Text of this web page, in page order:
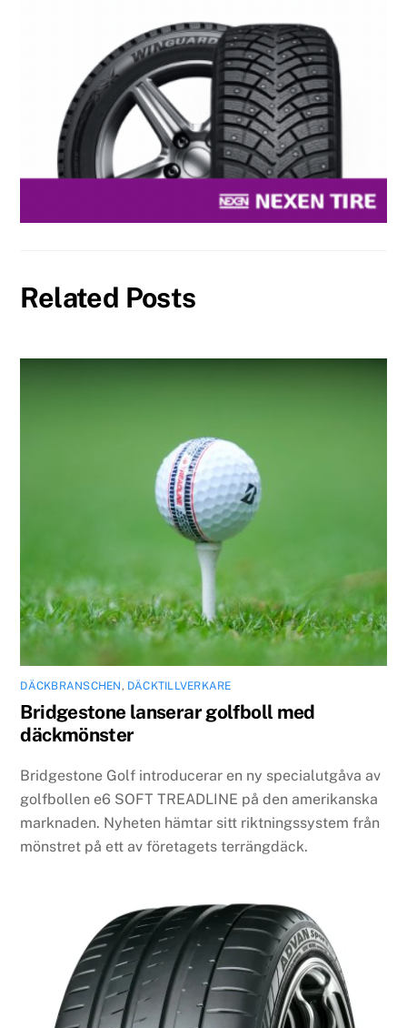
Related Posts
DÄCKBRANSCHEN , DÄCKTILLVERKARE
Bridgestone lanserar golfboll med
däckmönster
Bridgestone Golf introducerar en ny specialutgåva av
golfbollen e6 SOFT TREADLINE på den amerikanska
marknaden. Nyheten hämtar sitt riktningssystem från
mönstret på ett av företagets terrängdäck.